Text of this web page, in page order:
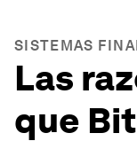
SISTEMAS
Las
que